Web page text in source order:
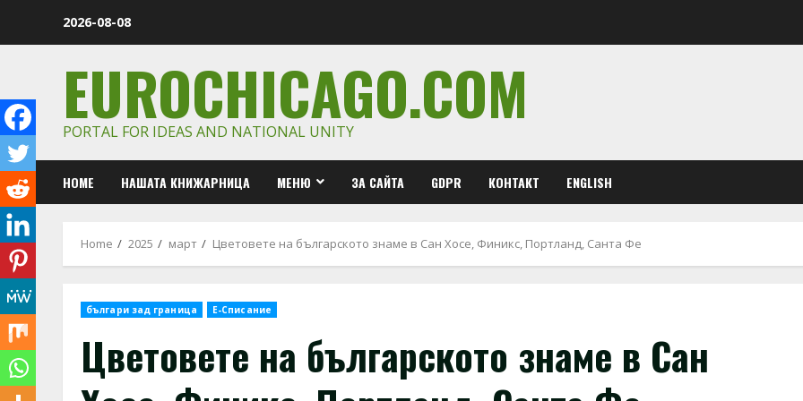
2026-08-08
EUROCHICAGO.COM
PORTAL FOR IDEAS AND NATIONAL UNITY
HOME НАШАТА КНИЖАРНИЦА МЕНЮ ЗА САЙТА GDPR КОНТАКТ ENGLISH
Home 2025 март Цветовете на българското знаме в Сан Хосе, Финикс, Портланд, Санта Фе
българи зад граница Е-Списание
Цветовете на българското знаме в Сан